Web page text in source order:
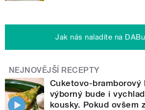
Jak nás naladíte na DABu
NEJNOVĚJŠÍ RECEPTY
Cuketovo-bramborový
výborný bude i
kousky. Pokud ovšem